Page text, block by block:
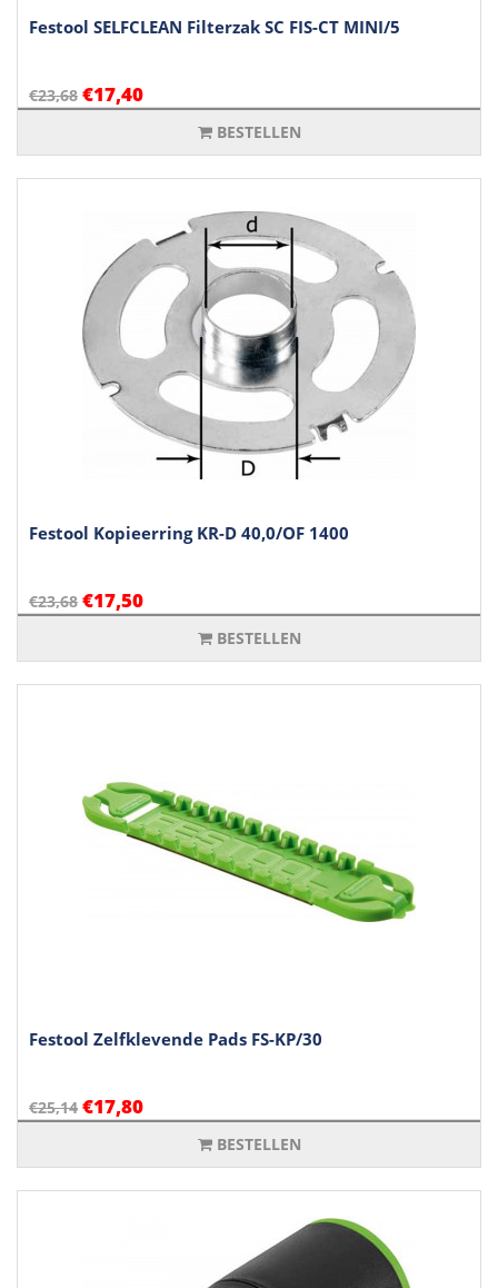
Festool SELFCLEAN Filterzak SC FIS-CT MINI/5
€23,68 €17,40
BESTELLEN
Festool Kopieerring KR-D 40,0/OF 1400
€23,68 €17,50
BESTELLEN
Festool Zelfklevende Pads FS-KP/30
€25,14 €17,80
BESTELLEN